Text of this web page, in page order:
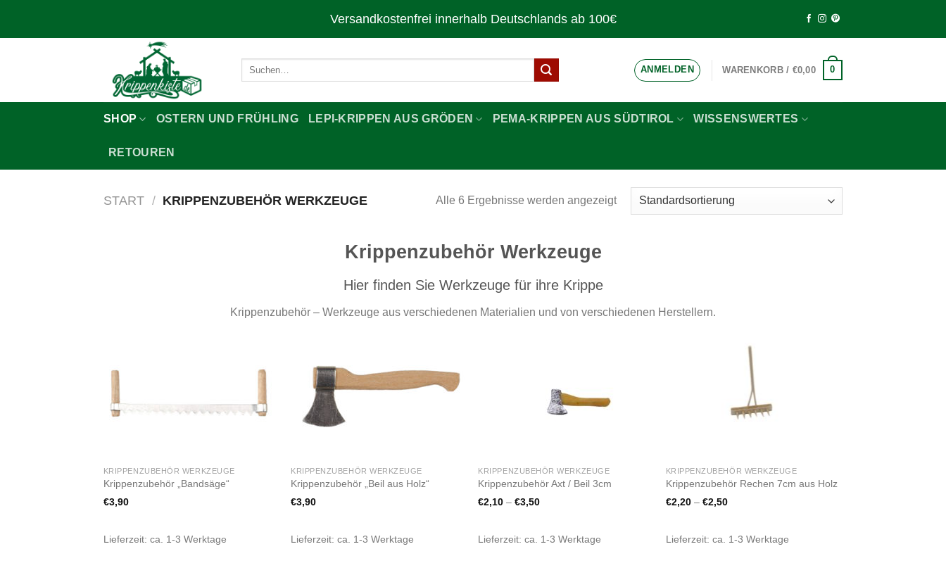
Versandkostenfrei innerhalb Deutschlands ab 100€
Suchen
ANMELDEN WARENKORB / €0,00 0
SHOP OSTERN UND FRÜHLING LEPI-KRIPPEN AUS GRÖDEN PEMA-KRIPPEN AUS SÜDTIROL WISSENSWERTES
RETOUREN
START / KRIPPENZUBEHÖR WERKZEUGE Alle 6 Ergebnisse werden angezeigt
Krippenzubehör Werkzeuge
Hier finden Sie Werkzeuge für ihre Krippe
Krippenzubehör – Werkzeuge aus verschiedenen Materialien und von verschiedenen Herstellern.
KRIPPENZUBEHÖR WERKZEUGE
Krippenzubehör „Bandsäge“
€3,90
Lieferzeit: ca. 1-3 Werktage
Zur
Wunschliste
hinzufügen
KRIPPENZUBEHÖR WERKZEUGE
Krippenzubehör „Beil aus Holz“
€3,90
Lieferzeit:ca. 1-3 Werktage
KRIPPENZUBEHÖR WERKZEUGE
Krippenzubehör Axt / Beil 3cm
€2,10 –€3,50
Lieferzeit:ca. 1-3 Werktage
KRIPPENZUBEHÖR WERKZEUGE
Krippenzubehör Rechen 7cm aus Holz
€2,20– €2,50
Lieferzeit: ca. 1-3 Werktage